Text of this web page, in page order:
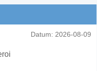
Datum: 2026-08-09